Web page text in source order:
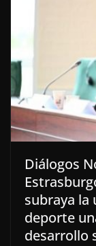
Diálogos
subraya la
deporte
desarrollo